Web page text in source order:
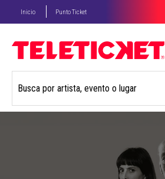
Inicio Punto Ticket